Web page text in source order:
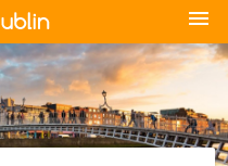
menu